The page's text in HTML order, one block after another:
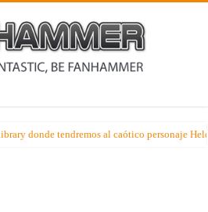
donde tendremos al caótico personaje